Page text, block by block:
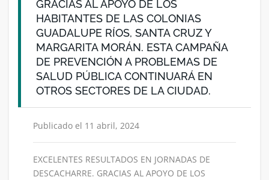
GRACIAS AL APOYO DE LOS
HABITANTES DE LAS COLONIAS
GUADALUPE RÍOS, SANTA CRUZ Y
MARGARITA MORÁN. ESTA CAMPAÑA
DE PREVENCIÓN A PROBLEMAS DE
SALUD PÚBLICA CONTINUARÁ EN
OTROS SECTORES DE LA CIUDAD.
Publicado el 11 abril, 2024
EXCELENTES RESULTADOS EN JORNADAS DE
DESCACHARRE. GRACIAS AL APOYO DE LOS